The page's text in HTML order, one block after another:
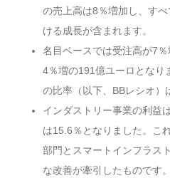
の売上高は8％増加し、す
ける成長が含まれます。
名目ベースでは受注高が7
4％増の191億ユーロとなり
の比率（以下、BBレシオ）
インダストリー事業の利益
は15.6％となりました。こ
部門とスマートインフラス
な改善が牽引したものです。